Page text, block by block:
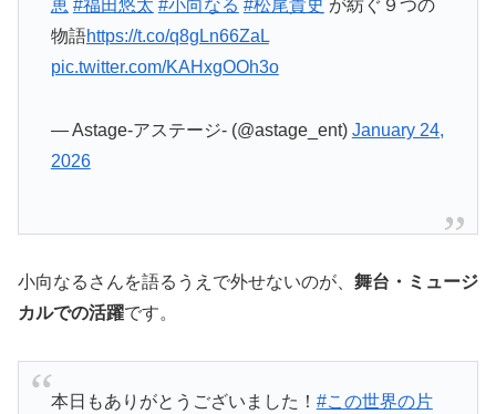
恵 #福田悠太 #小向なる #松尾貴史 が紡ぐ９つの
物語https://t.co/q8gLn66ZaL
pic.twitter.com/KAHxgOOh3o
— Astage-アステージ- (@astage_ent) January 24,
2026
小向なるさんを語るうえで外せないのが、 舞台・ミュージ
カルでの活躍です。
本日もありがとうございました！ #この世界の片